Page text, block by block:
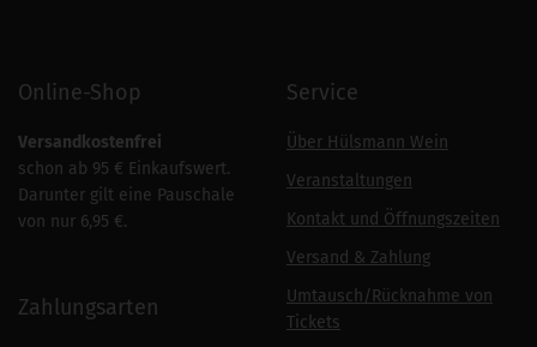
Online-Shop
Versandkostenfrei
schon ab 95 € Einkaufswert.
Darunter gilt eine Pauschale
von nur 6,95 €.
Zahlungsarten
Service
Über Hülsmann Wein
Veranstaltungen
Kontakt und Öffnungszeiten
Versand & Zahlung
Umtausch/Rücknahme von
Tickets